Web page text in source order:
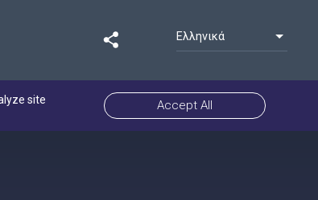
Ελληνικά
site
Accept All